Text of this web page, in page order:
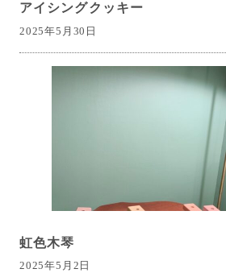
アイシングクッキー
2025年5月30日
虹色木琴
2025年5月2日